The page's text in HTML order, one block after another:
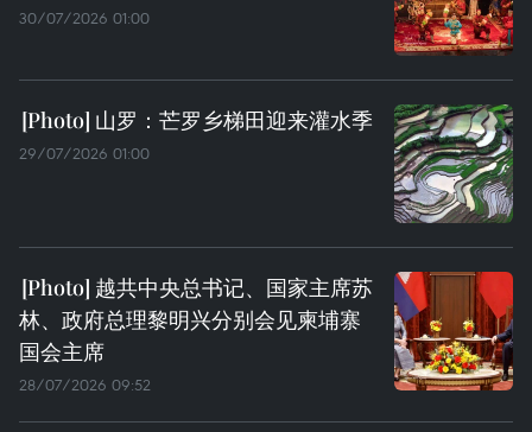
30/07/2026 01:00
山罗：芒罗乡梯田迎来灌水季
29/07/2026 01:00
越共中央总书记、国家主席苏
林、政府总理黎明兴分别会见柬埔寨
国会主席
28/07/2026 09:52